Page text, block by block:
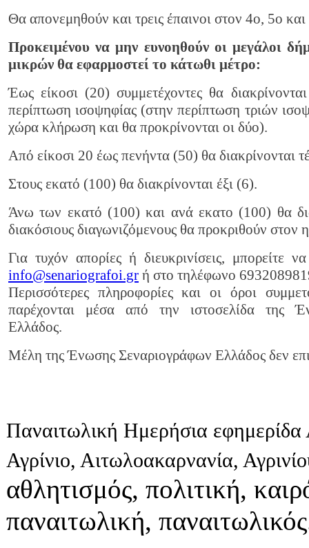
Θα απονεμηθούν και τρεις έπαινοι στον 4ο, 5ο
Προκειμένου να μην ευνοηθούν οι μεγάλοι
μικρών θα εφαρμοστεί το κάτωθι μέτρο:
Έως είκοσι (20) συμμετέχοντες θα
περίπτωση ισοψηφίας (στην περίπτωση τριών
χώρα κλήρωση και θα προκρίνονται οι δύο).
Από είκοσι 20 έως πενήντα (50) θα διακρίνονται
Στους εκατό (100) θα διακρίνονται έξι (6).
Άνω των εκατό (100) και ανά εκατο (100) θα
διακόσιους διαγωνιζόμενους θα προκριθούν στον
Για τυχόν απορίες ή διευκρινίσεις, μπορείτε
info@senariografoi.gr ή στο τηλέφωνο
Περισσότερες πληροφορίες και οι όροι
παρέχονται μέσα από την ιστοσελίδα της
Ελλάδος.
Μέλη της Ένωσης Σεναριογράφων Ελλάδος δεν
Παναιτωλική Ημερήσια εφημερίδα
Αγρίνιο, Αιτωλοακαρνανία,
αθλητισμός, πολιτική,
παναιτωλική,